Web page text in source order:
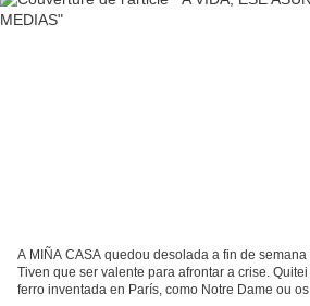
A MIÑA CASA quedou desolada a fin de
Tiven que ser valente para afrontar a crise.
ferro inventada en París, como Notre Dame ou os